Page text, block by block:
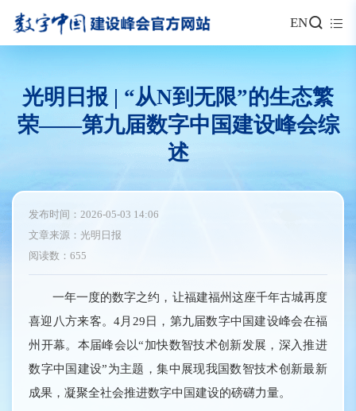
EN
光明日报 | “从N到无限”的生态繁
荣——第九届数字中国建设峰会综
述
发布时间：2026-05-03 14:06
文章来源：光明日报
阅读数：655
一年一度的数字之约，让福建福州这座千年古城再度
喜迎八方来客。4月29日，第九届数字中国建设峰会在福
州开幕。本届峰会以“加快数智技术创新发展，深入推进
数字中国建设”为主题，集中展现我国数智技术创新最新
成果，凝聚全社会推进数字中国建设的磅礴力量。